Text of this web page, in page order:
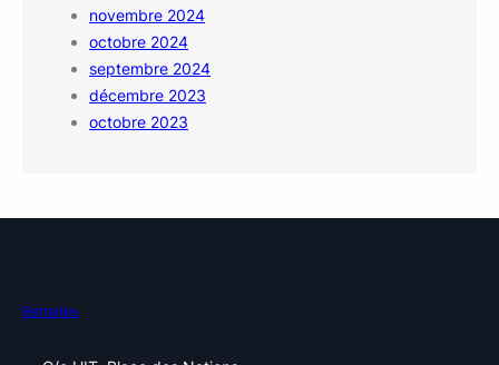
novembre 2024
octobre 2024
septembre 2024
décembre 2023
octobre 2023
Retraites